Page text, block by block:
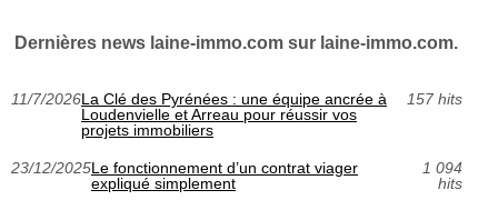
Dernières news laine-immo.com sur laine-immo.com.
11/7/2026La Clé des Pyrénées : une équipe ancrée à
Loudenvielle et Arreau pour réussir vos
projets immobiliers
157 hits
23/12/2025Le fonctionnement d’un contrat viager
expliqué simplement
1 094
hits